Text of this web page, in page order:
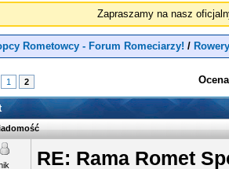
Zapraszamy na nasz
Rometowcy - Forum Romeciarzy! /
1 2
RE: Rama Romet